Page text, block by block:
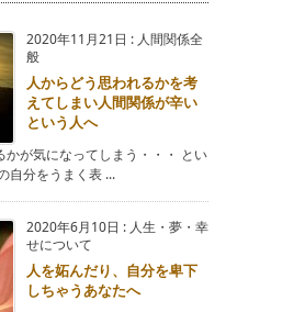
2020年11月21日 : 人間関係全
般
人からどう思われるかを考
えてしまい人間関係が辛い
という人へ
かが気になってしまう・・・ とい
自分をうまく表 ...
2020年6月10日 : 人生・夢・幸
せについて
人を妬んだり、自分を卑下
しちゃうあなたへ